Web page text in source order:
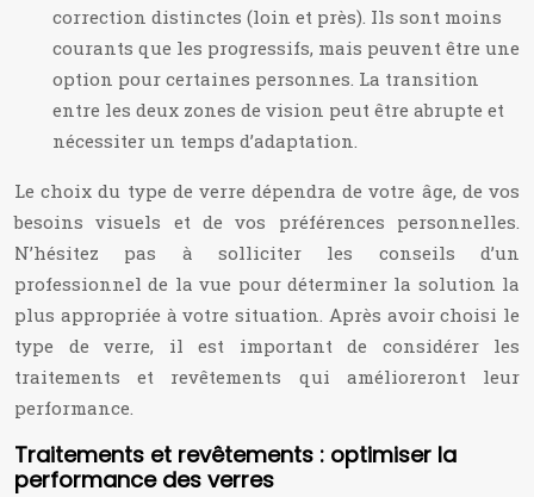
correction distinctes (loin et près). Ils sont moins
courants que les progressifs, mais peuvent être une
option pour certaines personnes. La transition
entre les deux zones de vision peut être abrupte et
nécessiter un temps d’adaptation.
Le choix du type de verre dépendra de votre âge, de vos
besoins visuels et de vos préférences personnelles.
N’hésitez pas à solliciter les conseils d’un
professionnel de la vue pour déterminer la solution la
plus appropriée à votre situation. Après avoir choisi le
type de verre, il est important de considérer les
traitements et revêtements qui amélioreront leur
performance.
Traitements et revêtements : optimiser la
performance des verres